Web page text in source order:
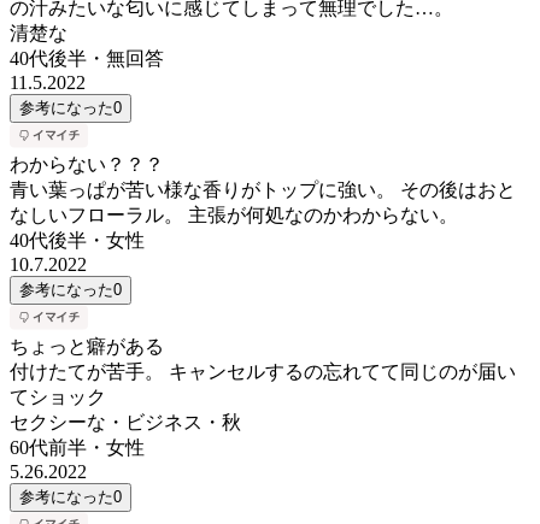
の汁みたいな匂いに感じてしまって無理でした…。
清楚な
40代後半 ・ 無回答
11.5.2022
参考になった0
わからない？？？
青い葉っぱが苦い様な香りがトップに強い。 その後はおと
なしいフローラル。 主張が何処なのかわからない。
40代後半 ・ 女性
10.7.2022
参考になった0
ちょっと癖がある
付けたてが苦手。 キャンセルするの忘れてて同じのが届い
てショック
セクシーな・ビジネス・秋
60代前半 ・ 女性
5.26.2022
参考になった0